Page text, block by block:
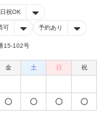
日祝OK
可 予約あり
15-102号
金 土 日 祝